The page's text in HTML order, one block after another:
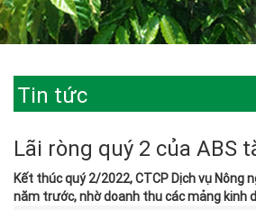
Tin tức
Lãi ròng quý 2 của ABS
Kết thúc quý 2/2022, CTCP Dịch vụ Nông
năm trước, nhờ doanh thu các mảng kinh